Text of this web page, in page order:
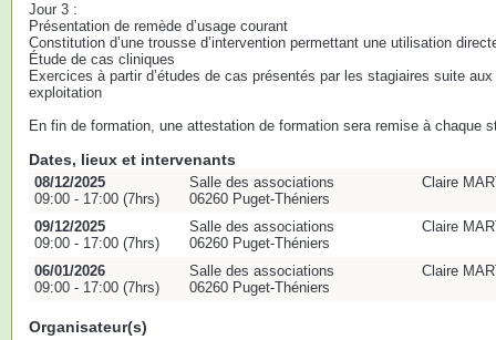
Jour 3 :
Présentation de remède d’usage courant
Constitution d’une trousse d’intervention permettant une utilisation
Étude de cas cliniques
Exercices à partir d’études de cas présentés par les stagiaires suite
exploitation
En fin de formation, une attestation de formation sera remise à chaque
Dates, lieux et intervenants
08/12/2025
09:00 - 17:00 (7hrs)
Salle des associations
06260 Puget-Théniers
Claire
09/12/2025
09:00 - 17:00 (7hrs)
Salle des associations
06260 Puget-Théniers
Claire
06/01/2026
09:00 - 17:00 (7hrs)
Salle des associations
06260 Puget-Théniers
Claire
Organisateur(s)